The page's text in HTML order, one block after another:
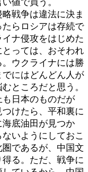
戦争は違法に決ま
らロシアは存続で
ナ侵攻をはじめた
っては、おそわれ
ウクライナには勝
にはどんどん人が
ところだと思う。
日本のものだが
つけたら、平和裏に
底油田が見つか
いようにしておこ
であるが、中国文
る。ただ、戦争に